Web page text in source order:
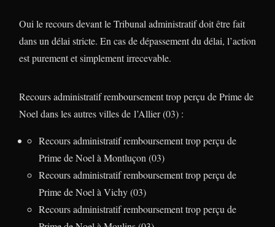
Oui le recours devant le Tribunal administratif doit être fait
dans un délai stricte. En cas de dépassement du délai, l’action
est purement et simplement irrecevable.
Recours administratif remboursement trop perçu de Prime de
Noel dans les autres villes de l’Allier (03) :
Recours administratif remboursement trop perçu de
Prime de Noel à Montluçon (03)
Recours administratif remboursement trop perçu de
Prime de Noel à Vichy (03)
Recours administratif remboursement trop perçu de